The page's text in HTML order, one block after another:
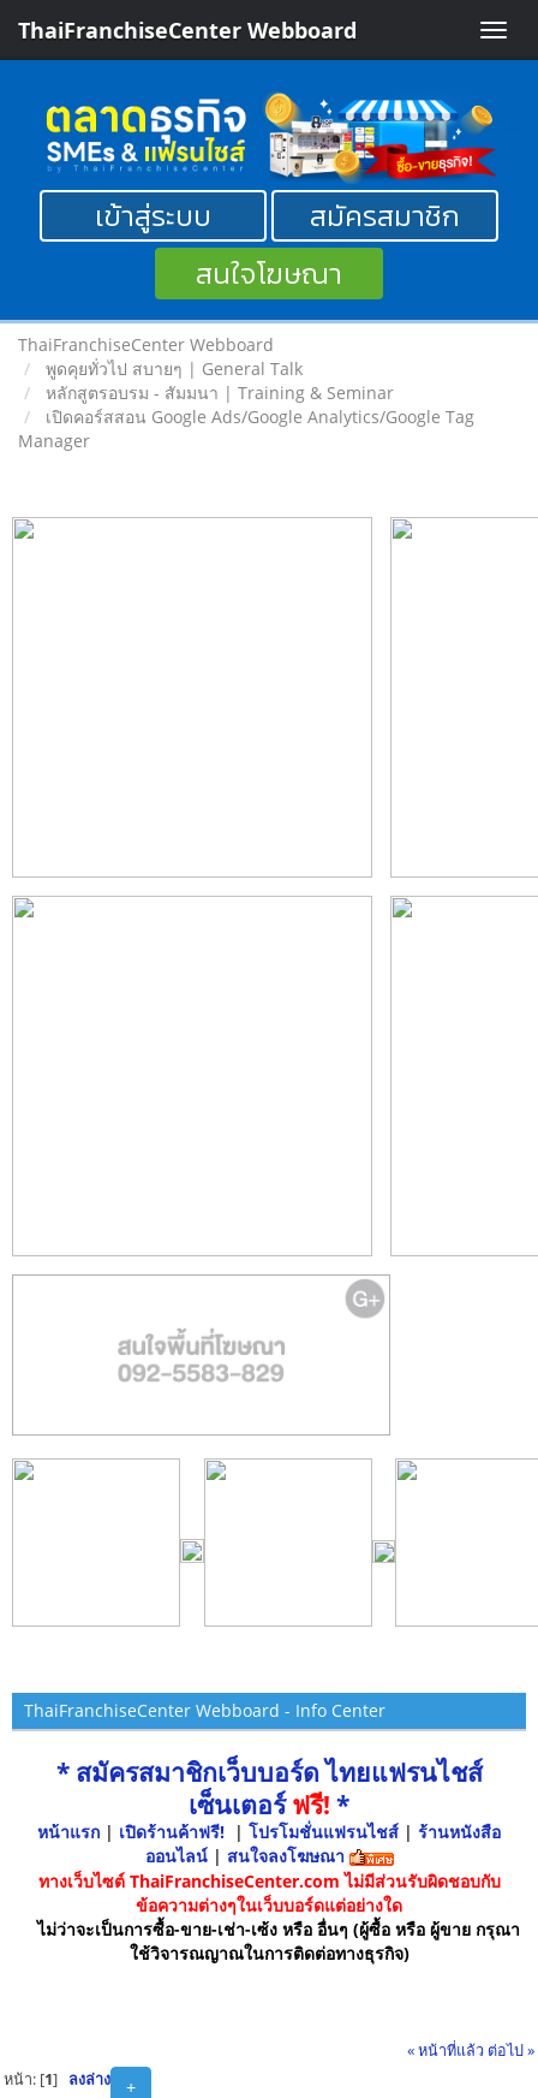
Toggle
ThaiFranchiseCenter Webboard
เข้าสู่ระบบ
สมัครสมาชิก
สนใจโฆษณา
ThaiFranchiseCenter Webboard
พูดคุยทั่วไป สบายๆ | General Talk
หลักสูตรอบรม - สัมมนา | Training & Seminar
เปิดคอร์สสอน Google Ads/Google Analytics/Google Tag
Manager
ThaiFranchiseCenter Webboard - Info Center
* สมัครสมาชิกเว็บบอร์ด ไทยแฟรนไชส์
เซ็นเตอร์ฟรี! *
หน้าแรก | เปิดร้านค้าฟรี! | โปรโมชั่นแฟรนไชส์ | ร้านหนังสือ
ออนไลน์ | สนใจลงโฆษณา
ทางเว็บไซต์ ThaiFranchiseCenter.com ไม่มีส่วนรับผิดชอบกับ
ข้อความต่างๆในเว็บบอร์ดแต่อย่างใด
ไม่ว่าจะเป็นการซื้อ-ขาย-เช่า-เซ้ง หรือ อื่นๆ (ผู้ซื้อ หรือ ผู้ขาย กรุณา
ใช้วิจารณญาณในการติดต่อทางธุรกิจ)
« หน้าที่แล้ว ต่อไป »
+
หน้า: [1] ลงล่าง